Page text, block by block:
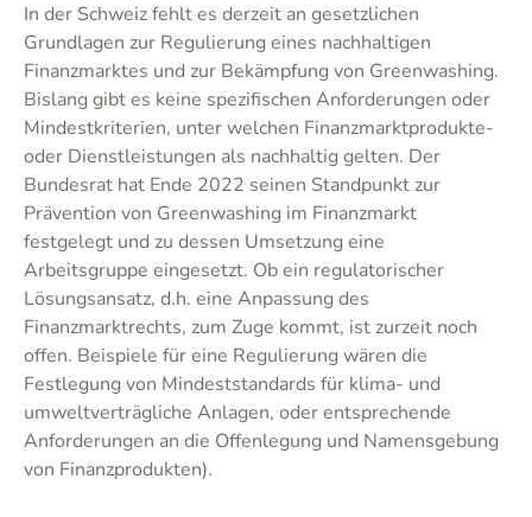
In der Schweiz fehlt es derzeit an gesetzlichen
Grundlagen zur Regulierung eines nachhaltigen
Finanzmarktes und zur Bekämpfung von Greenwashing.
Bislang gibt es keine spezifischen Anforderungen oder
Mindestkriterien, unter welchen Finanzmarktprodukte-
oder Dienstleistungen als nachhaltig gelten. Der
Bundesrat hat Ende 2022 seinen Standpunkt zur
Prävention von Greenwashing im Finanzmarkt
festgelegt und zu dessen Umsetzung eine
Arbeitsgruppe eingesetzt. Ob ein regulatorischer
Lösungsansatz, d.h. eine Anpassung des
Finanzmarktrechts, zum Zuge kommt, ist zurzeit noch
offen. Beispiele für eine Regulierung wären die
Festlegung von Mindeststandards für klima- und
umweltverträgliche Anlagen, oder entsprechende
Anforderungen an die Offenlegung und Namensgebung
von Finanzprodukten).